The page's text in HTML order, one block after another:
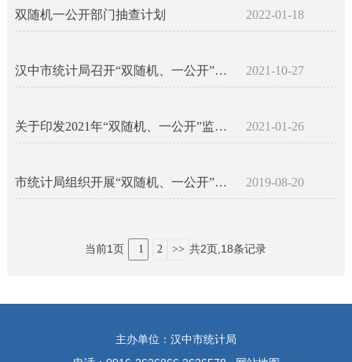
双随机一公开部门抽查计划 2022-01-18
汉中市统计局召开“双随机、一公开”抽查工作业务培训及样本抽取会议 2021-10-27
关于印发2021年“双随机、一公开”监管抽查工作计划的通知 2021-01-26
市统计局组织开展“双随机、一公开”联合抽查工作 2019-08-20
当前1页 1 2 >> 共2页,18条记录
主办单位：汉中市统计局